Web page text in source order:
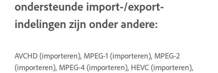
ondersteunde import-/export-
indelingen zijn onder andere:
AVCHD (importeren), MPEG-1 (importeren), MPEG-2
(importeren), MPEG-4 (importeren), HEVC (importeren),